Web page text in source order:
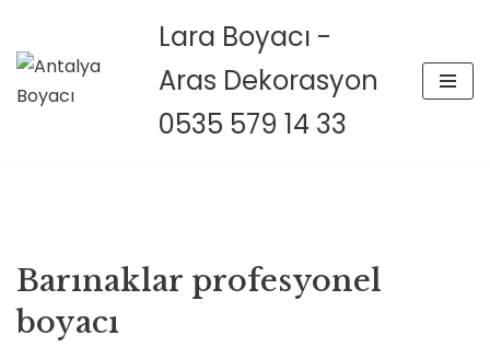
İçeriğe
geç
Lara Boyacı -
Aras Dekorasyon
0535 579 14 33
Barınaklar profesyonel
boyacı